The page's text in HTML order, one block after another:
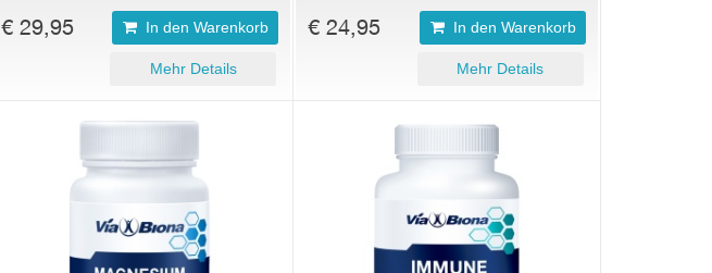
In den Warenkorb
Mehr Details
€ 29,95 In den Warenkorb
Mehr Details
€ 24,95